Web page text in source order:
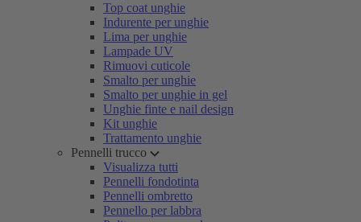
Top coat unghie
Indurente per unghie
Lima per unghie
Lampade UV
Rimuovi cuticole
Smalto per unghie
Smalto per unghie in gel
Unghie finte e nail design
Kit unghie
Trattamento unghie
Pennelli trucco
Visualizza tutti
Pennelli fondotinta
Pennelli ombretto
Pennello per labbra